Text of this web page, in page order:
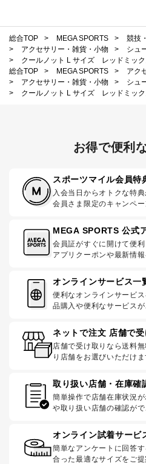
総合TOP > MEGA SPORTS > 競技
>
アクセサリー・雑貨・小物 >
シュ
>
クールノット L サイズ レッドミック
総合TOP
> MEGA SPORTS > アク
>
アクセサリー・雑貨・小物 >
シュ
>
クールノット L サイズ レッドミック
お得で便利
スポーツマイル会員特
入会当日からオトクな特
会員さま限定のキャンペー
MEGA SPORTS 公式
会員証がすぐに開けて便利
アプリクーポンや最新情報
オンラインサービス一
便利なオンラインサービ
品購入や便利なサービスが
ネットで注文 店舗で受
店舗で受け取りなら送料
り店舗をお選びいただけま
取り扱い店舗・在庫確
簡単操作で店舗在庫状況
や取り扱い店舗の確認がで
オンライン試着サービ
簡単なアンケートに回答
合った最適なサイズをご提